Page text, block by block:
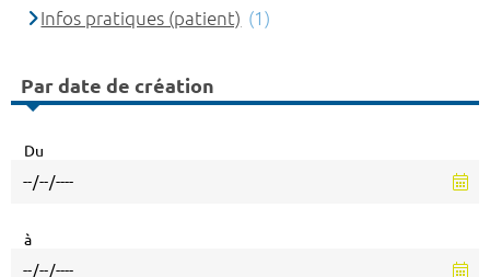
Infos pratiques (patient) (1)
Par date de création
Du
à